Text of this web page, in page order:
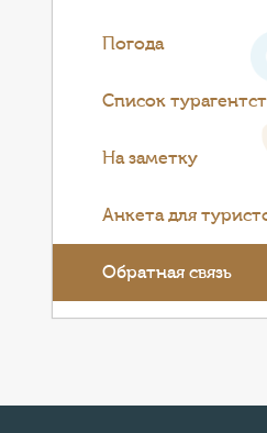
Погода
Список
На заметку
Анкета для
Обратная связь